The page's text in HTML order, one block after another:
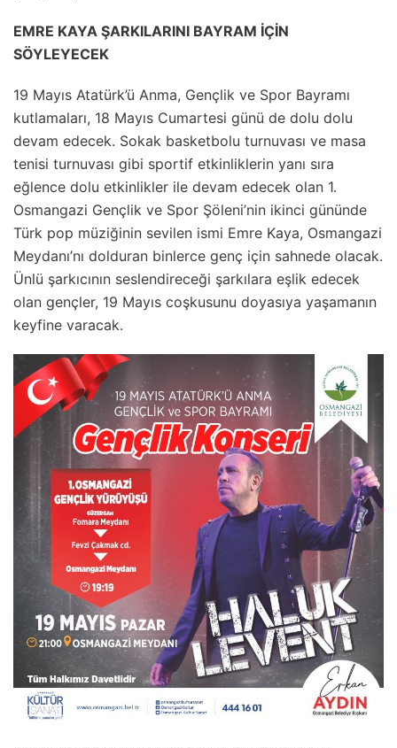
EMRE KAYA ŞARKILARINI BAYRAM İÇİN
SÖYLEYECEK
19 Mayıs Atatürk’ü Anma, Gençlik ve Spor Bayramı
kutlamaları, 18 Mayıs Cumartesi günü de dolu dolu
devam edecek. Sokak basketbolu turnuvası ve masa
tenisi turnuvası gibi sportif etkinliklerin yanı sıra
eğlence dolu etkinlikler ile devam edecek olan 1.
Osmangazi Gençlik ve Spor Şöleni’nin ikinci gününde
Türk pop müziğinin sevilen ismi Emre Kaya, Osmangazi
Meydanı’nı dolduran binlerce genç için sahnede olacak.
Ünlü şarkıcının seslendireceği şarkılara eşlik edecek
olan gençler, 19 Mayıs coşkusunu doyasıya yaşamanın
keyfine varacak.